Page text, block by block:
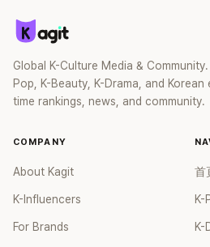
Global K-Culture Media &
Pop, K-Beauty, K-Drama, and
time rankings, news, and community.
COMPANY
About Kagit
K-Influencers
For Brands
首
K-
K-